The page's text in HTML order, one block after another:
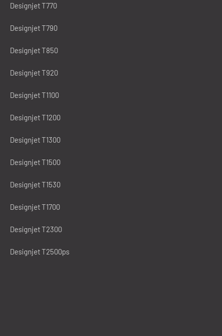
Designjet T770
Designjet T790
Designjet T850
Designjet T920
Designjet T1100
Designjet T1200
Designjet T1300
Designjet T1500
Designjet T1530
Designjet T1700
Designjet T2300
Designjet T2500ps